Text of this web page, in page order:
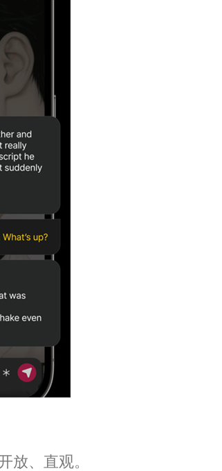
放、直观。